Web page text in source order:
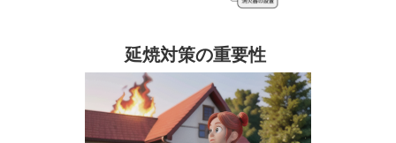
延焼対策の重要性